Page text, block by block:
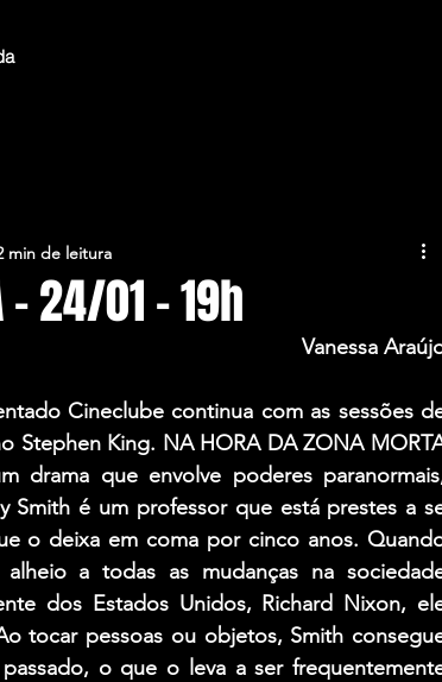
– 24/01 – 19h
min de leitura
Vanessa
Cineclube continua com as sessões
Stephen King. NA HORA DA ZONA
drama que envolve poderes
é um professor que está prestes a
o deixa em coma por cinco anos.
a todas as mudanças na
dos Estados Unidos, Richard Nixon,
tocar pessoas ou objetos, Smith
o que o leva a ser